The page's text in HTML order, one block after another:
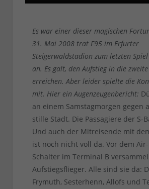
Es war einer dieser magischen
31. Mai 2008 trat F95 im Erfurter
Steigerwaldstadion zum letzten
an. Es galt, den Aufstieg in die
erreichen. Aber leider spielte die
mit. Hier ein Augenzeugenbericht:
an einem Samstagmorgen gegen
stille Stadt. Die Passagiere der S-
Und auch der Mitreisende mit
ist noch nicht voll da. Vor dem
Schalter im Terminal B
Aufstiegsflieger. Alle sind sie da:
Frymuth, Sesterhenn, Allofs und